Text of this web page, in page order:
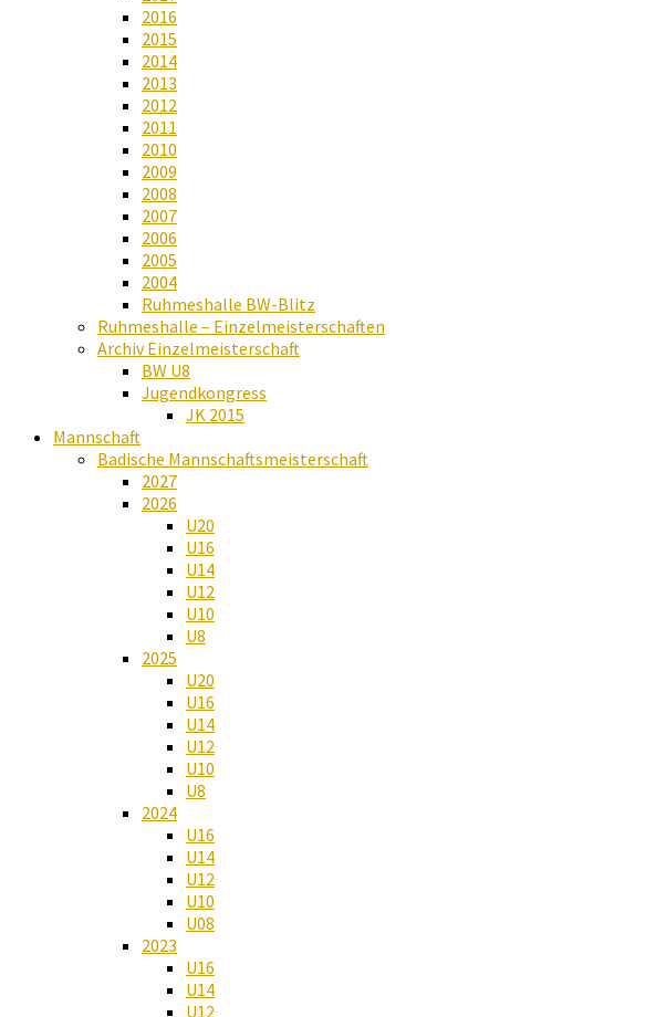
2016
2015
2014
2013
2012
2011
2010
2009
2008
2007
2006
2005
2004
Ruhmeshalle BW-Blitz
Ruhmeshalle – Einzelmeisterschaften
Archiv Einzelmeisterschaft
BW U8
Jugendkongress
JK 2015
Mannschaft
Badische Mannschaftsmeisterschaft
2027
2026
U20
U16
U14
U12
U10
U8
2025
U20
U16
U14
U12
U10
U8
2024
U16
U14
U12
U10
U08
2023
U16
U14
U12